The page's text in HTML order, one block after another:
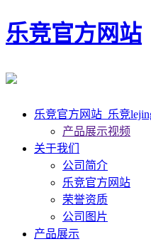
乐竞官方网站
乐竞官方网站_乐竞
产品展示视频
关于我们
公司简介
乐竞官方网站
荣誉资质
公司图片
产品展示